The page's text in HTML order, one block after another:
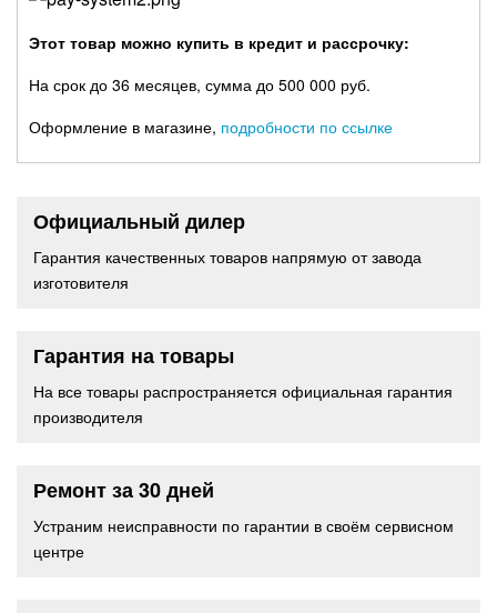
Этот товар можно купить в кредит и рассрочку:
На срок до 36 месяцев, сумма до 500 000 руб.
Оформление в магазине, подробности по ссылке
Официальный дилер
Гарантия качественных товаров напрямую от завода
изготовителя
Гарантия на товары
На все товары распространяется официальная гарантия
производителя
Ремонт за 30 дней
Устраним неисправности по гарантии в своём сервисном
центре